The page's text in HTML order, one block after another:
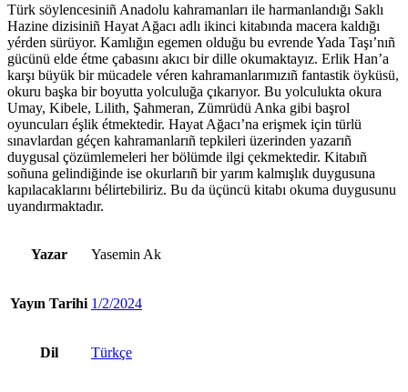
Türk söylencesiniñ Anadolu kahramanları ile harmanlandığı Saklı
Hazine dizisiniñ Hayat Ağacı adlı ikinci kitabında macera kaldığı
yérden sürüyor. Kamlığın egemen olduğu bu evrende Yada Taşı’nıñ
gücünü elde étme çabasını akıcı bir dille okumaktayız. Erlik Han’a
karşı büyük bir mücadele véren kahramanlarımızıñ fantastik öyküsü,
okuru başka bir boyutta yolculuğa çıkarıyor. Bu yolculukta okura
Umay, Kibele, Lilith, Şahmeran, Zümrüdü Anka gibi başrol
oyuncuları éşlik étmektedir. Hayat Ağacı’na erişmek için türlü
sınavlardan géçen kahramanlarıñ tepkileri üzerinden yazarıñ
duygusal çözümlemeleri her bölümde ilgi çekmektedir. Kitabıñ
soñuna gelindiğinde ise okurlarıñ bir yarım kalmışlık duygusuna
kapılacaklarını bélirtebiliriz. Bu da üçüncü kitabı okuma duygusunu
uyandırmaktadır.
Yazar Yasemin Ak
Yayın Tarihi 1/2/2024
Dil Türkçe